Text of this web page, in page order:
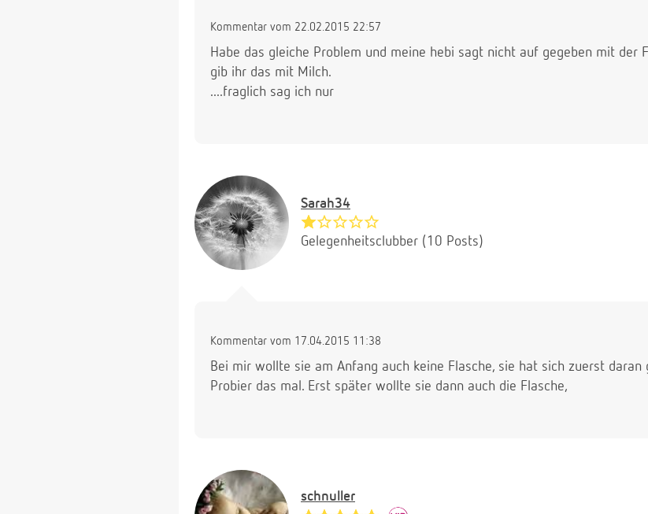
Kommentar vom 22.02.2015 22:57
Habe das gleiche Problem und meine hebi sagt nicht auf gegeben mit der
gib ihr das mit Milch.
....fraglich sag ich nur
Sarah34
Gelegenheitsclubber (10 Posts)
Kommentar vom 17.04.2015 11:38
Bei mir wollte sie am Anfang auch keine Flasche, sie hat sich zuerst
Probier das mal. Erst später wollte sie dann auch die Flasche,
schnuller